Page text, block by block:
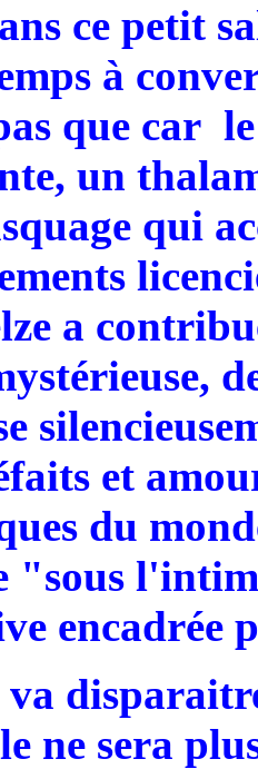
ce petit
à
que car
un
qui
a
et
du
"sous
encadrée
va
ne sera